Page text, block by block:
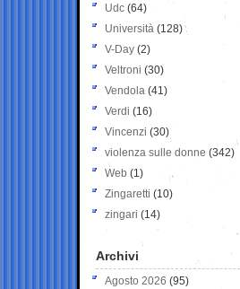
Udc (64)
Università (128)
V-Day (2)
Veltroni (30)
Vendola (41)
Verdi (16)
Vincenzi (30)
violenza sulle donne (342)
Web (1)
Zingaretti (10)
zingari (14)
Archivi
Agosto 2026 (95)